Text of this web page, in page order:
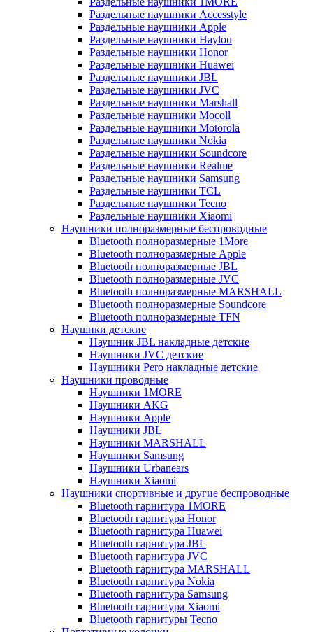
Раздельные наушники Accesstyle
Раздельные наушники Apple
Раздельные наушники Haylou
Раздельные наушники Honor
Раздельные наушники Huawei
Раздельные наушники JBL
Раздельные наушники JVC
Раздельные наушники Marshall
Раздельные наушники Mocoll
Раздельные наушники Motorola
Раздельные наушники Nokia
Раздельные наушники Soundcore
Раздельные наушники Realme
Раздельные наушники Samsung
Раздельные наушники TCL
Раздельные наушники Tecno
Раздельные наушники Xiaomi
Наушники полноразмерные беспроводные
Bluetooth полноразмерные 1More
Bluetooth полноразмерные Apple
Bluetooth полноразмерные JBL
Bluetooth полноразмерные JVC
Bluetooth полноразмерные MARSHALL
Bluetooth полноразмерные Soundcore
Bluetooth полноразмерные TFN
Наушнки детские
Наушник JBL накладные детские
Наушники JVC детские
Наушники Pero накладные детские
Наушники проводные
Наушники 1MORE
Наушники AKG
Наушники Apple
Наушники JBL
Наушники MARSHALL
Наушники Samsung
Наушники Urbanears
Наушники Xiaomi
Наушники спортивные и другие беспроводные
Bluetooth гарнитура 1MORE
Bluetooth гарнитура Honor
Bluetooth гарнитура Huawei
Bluetooth гарнитура JBL
Bluetooth гарнитура JVC
Bluetooth гарнитура MARSHALL
Bluetooth гарнитура Nokia
Bluetooth гарнитура Samsung
Bluetooth гарнитура Xiaomi
Bluetooth гарнитуры Tecno